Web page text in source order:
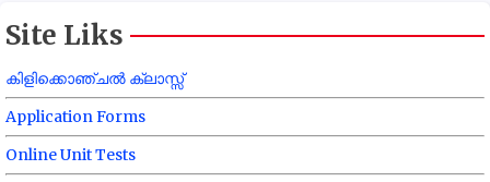
Site Liks
കിളിക്കൊഞ്ചൽ ക്ലാസ്സ്
Application Forms
Online Unit Tests